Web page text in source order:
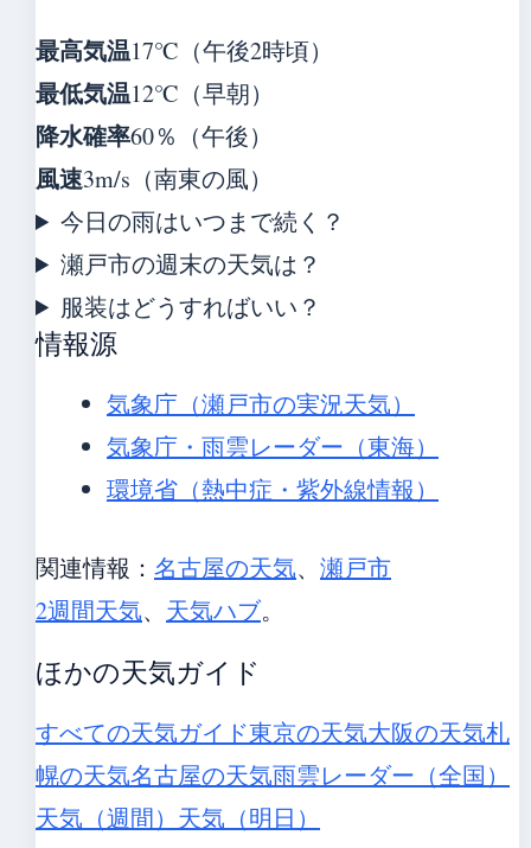
最高気温17℃（午後2時頃）
最低気温12℃（早朝）
降水確率60％（午後）
風速3m/s（南東の風）
今日の雨はいつまで続く？
瀬戸市の週末の天気は？
服装はどうすればいい？
情報源
気象庁（瀬戸市の実況天気）
気象庁・雨雲レーダー（東海）
環境省（熱中症・紫外線情報）
関連情報： 名古屋の天気、 瀬戸市
2週間天気、 天気ハブ。
ほかの天気ガイド
すべての天気ガイド東京の天気大阪の天気札
幌の天気名古屋の天気雨雲レーダー（全国）
天気（週間） 天気（明日）